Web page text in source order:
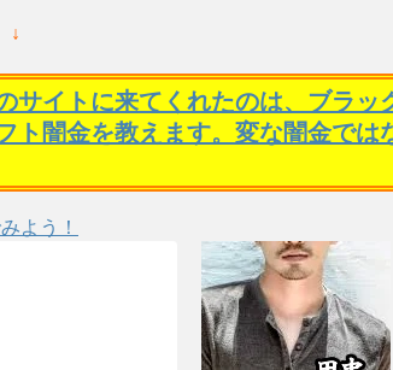
↓
イトに来てくれたのは、ブラッ
闇金を教えます。変な闇金では
よう！